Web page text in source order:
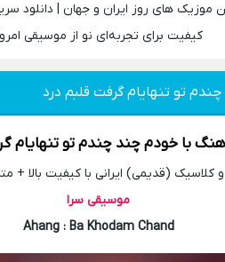
موزیک‌ های روز ایران و جهان | دانلود
کیفیت برای تجربه‌ای نو از موسیقی
تو تنهایام گرفت قلبم درد
با خودم چند چندم تو تنهایام
(قدیمی) ایرانی با کیفیت بالا +
موسیقی سرا
Ahang : Ba Khodam Chand